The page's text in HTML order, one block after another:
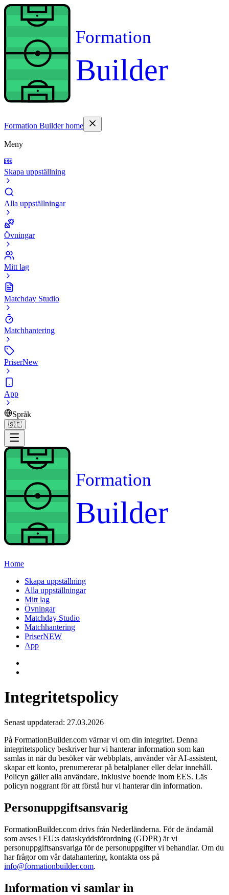
Formation
Builder
Formation Builder home
Meny
Skapa uppställning
Alla uppställningar
Övningar
Mitt lag
Matchday Studio
Matchhantering
PriserNew
App
Språk
🇸🇪
Formation
Builder
Home
Skapa uppställning
Alla uppställningar
Mitt lag
Övningar
Matchday Studio
Matchhantering
PriserNEW
App
Integritetspolicy
Senast uppdaterad: 27.03.2026
På FormationBuilder.com värnar vi om din integritet. Denna
integritetspolicy beskriver hur vi hanterar information som kan
samlas in när du besöker vår webbplats, använder vår AI-assistent,
skapar ett konto, prenumererar på betalplaner eller delar innehåll.
Policyn gäller alla användare, inklusive boende inom EES. Läs
policyn noggrant för att förstå hur vi hanterar din information.
Personuppgiftsansvarig
FormationBuilder.com drivs från Nederländerna. För de ändamål
som avses i EU:s dataskyddsförordning (GDPR) är vi
personuppgiftsansvariga för de personuppgifter vi behandlar. Om du
har frågor om vår datahantering, kontakta oss på
info@formationbuilder.com.
Information vi samlar in